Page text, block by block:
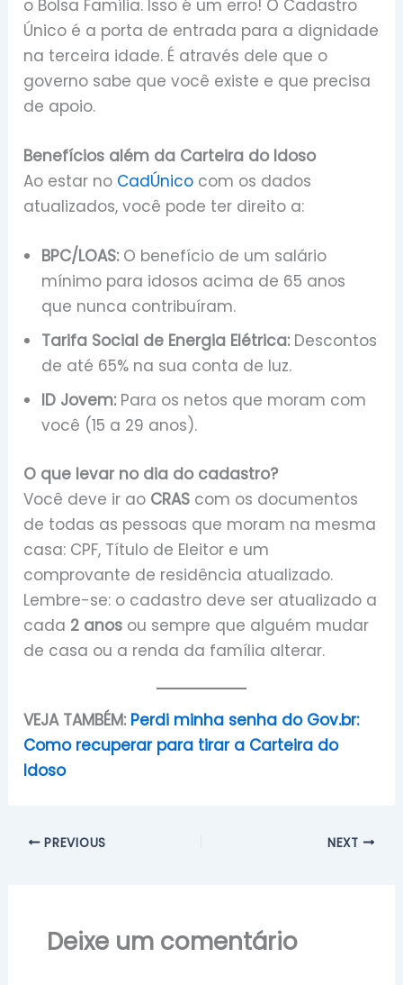
o Bolsa Família. Isso é um erro! O Cadastro
Único é a porta de entrada para a dignidade
na terceira idade. É através dele que o
governo sabe que você existe e que precisa
de apoio.
Benefícios além da Carteira do Idoso
Ao estar no CadÚnico com os dados
atualizados, você pode ter direito a:
BPC/LOAS:O benefício de um salário
mínimo para idosos acima de 65 anos
que nunca contribuíram.
Tarifa Social de Energia Elétrica:Descontos
de até 65% na sua conta de luz.
ID Jovem:Para os netos que moram com
você (15 a 29 anos).
O que levar no dia do cadastro?
Você deve ir ao CRAS com os documentos
de todas as pessoas que moram na mesma
casa: CPF, Título de Eleitor e um
comprovante de residência atualizado.
Lembre-se: o cadastro deve ser atualizado a
cada 2 anos ou sempre que alguém mudar
de casa ou a renda da família alterar.
VEJA TAMBÉM:Perdi minha senha do Gov.br:
Como recuperar para tirar a Carteira do
Idoso
PREVIOUS NEXT
Deixe um comentário